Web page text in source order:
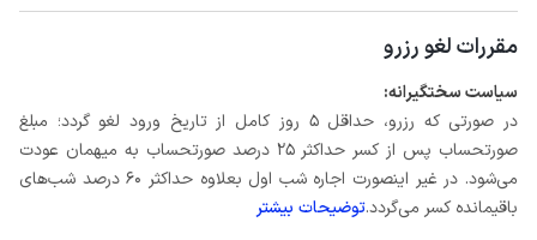
مقررات لغو رزرو
سیاست سختگیرانه:
در صورتی که رزرو، حداقل 5 روز کامل از تاریخ ورود لغو گردد؛ مبلغ
صورتحساب پس از کسر حداکثر 25 درصد صورتحساب به میهمان عودت
می‌شود. در غیر اینصورت اجاره شب اول بعلاوه حداکثر 60 درصد شب‌های
باقیمانده کسر می‌گردد.توضیحات بیشتر